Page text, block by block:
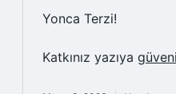
Yonca Terzi!
Katkınız yazıya